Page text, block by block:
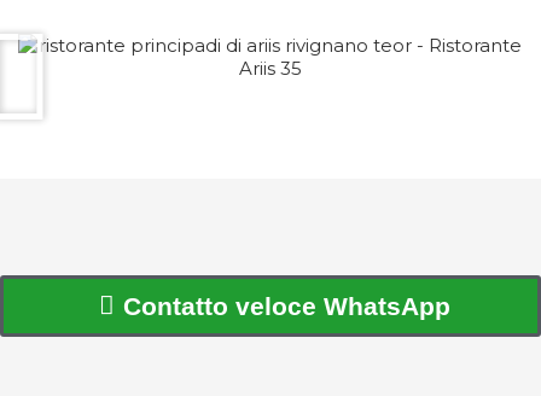
Contatto veloce WhatsApp